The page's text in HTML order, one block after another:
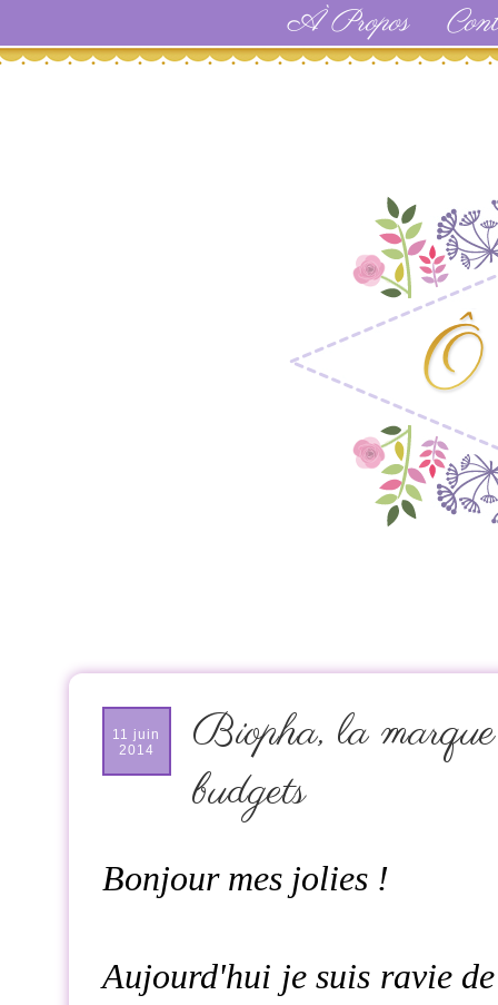
À Propos
11 juin
2014
Biopha, la marque
budgets
Bonjour mes jolies !
Aujourd'hui je suis ravie